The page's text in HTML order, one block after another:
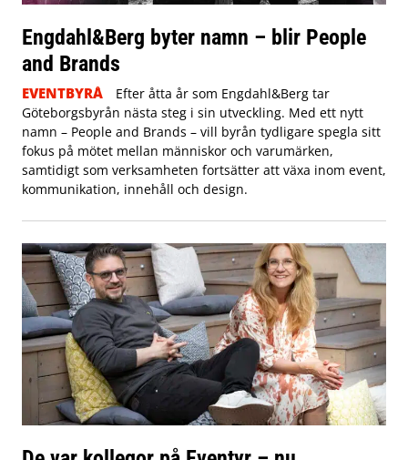
Engdahl&Berg byter namn – blir People
and Brands
EVENTBYRÅ
Efter åtta år som Engdahl&Berg tar
Göteborgsbyrån nästa steg i sin utveckling. Med ett nytt
namn – People and Brands – vill byrån tydligare spegla sitt
fokus på mötet mellan människor och varumärken,
samtidigt som verksamheten fortsätter att växa inom event,
kommunikation, innehåll och design.